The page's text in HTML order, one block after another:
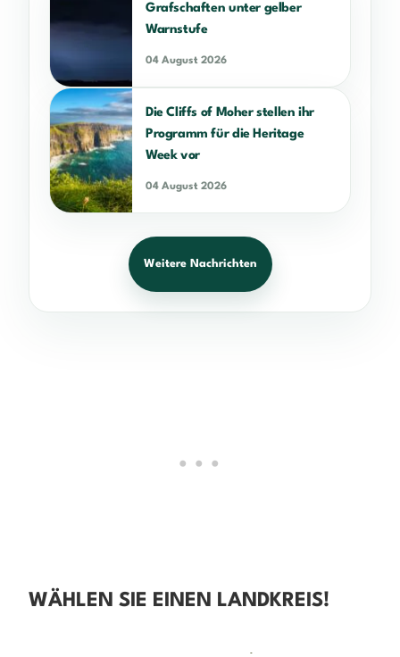
Grafschaften unter gelber
Warnstufe
04 August 2026
Die Cliffs of Moher stellen ihr
Programm für die Heritage
Week vor
04 August 2026
Weitere Nachrichten
WÄHLEN SIE EINEN LANDKREIS!